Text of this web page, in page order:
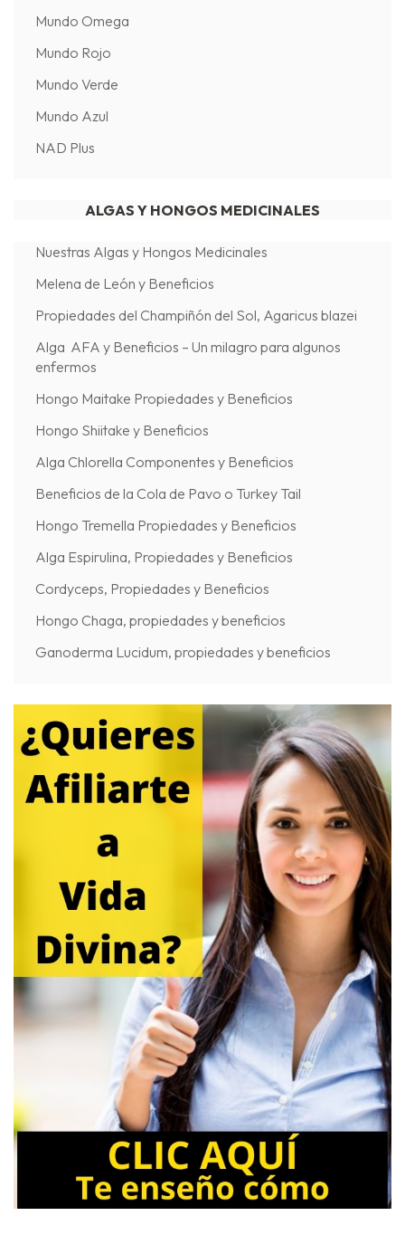
Mundo Omega
Mundo Rojo
Mundo Verde
Mundo Azul
NAD Plus
ALGAS Y HONGOS MEDICINALES
Nuestras Algas y Hongos Medicinales
Melena de León y Beneficios
Propiedades del Champiñón del Sol, Agaricus blazei
Alga AFA y Beneficios – Un milagro para algunos
enfermos
Hongo Maitake Propiedades y Beneficios
Hongo Shiitake y Beneficios
Alga Chlorella Componentes y Beneficios
Beneficios de la Cola de Pavo o Turkey Tail
Hongo Tremella Propiedades y Beneficios
Alga Espirulina, Propiedades y Beneficios
Cordyceps, Propiedades y Beneficios
Hongo Chaga, propiedades y beneficios
Ganoderma Lucidum, propiedades y beneficios